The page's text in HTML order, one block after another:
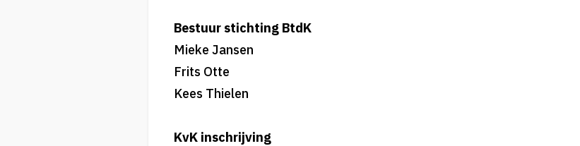
Bestuur stichting BtdK
Mieke Jansen
Frits Otte
Kees Thielen
KvK inschrijving